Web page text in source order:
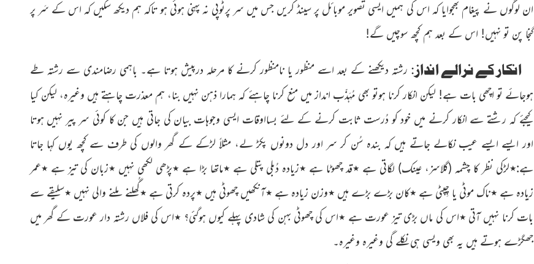
ان لوگوں نے پیغام بھجوایا کہ اس کی ہمیں ایسی تصویر موبائل پر سینڈ کریں جس میں سر پرٹوپی نہ پہنی ہوئی ہو تاکہ ہم دیکھ سکیں کہ اس کے سَر پر
گنجا پن تو نہیں! اس کے بعد ہم کچھ سوچیں گے!
انکار کے نرالے انداز: رشتہ دیکھنے کے بعد اسے منظور یا نامنظورکرنے کا مرحلہ درپیش ہوتا ہے۔ باہمی رضامندی سے رشتہ طے
ہوجائے تو اچھی بات ہے! لیکن انکار کرنا ہوتو بھی مُہَذّب انداز میں منع کرنا چاہئے کہ ہمارا ذہن نہیں بنا، ہم معذرت چاہتے ہیں وغیرہ، لیکن کیا
کیجئے کہ رشتے سے انکار کرنے میں خود کو دُرست ثابت کرنے کے لئے بسااوقات ایسی وجوہات بیان کی جاتی ہیں جن کا کوئی سر پیر نہیں ہوتا
اور ایسے ایسے عیب نکالے جاتے ہیں کہ بندہ سُن کر سر اور دل دونوں پکڑ لے، مثلاً لڑکے کے گھر والوں کی طرف سے کچھ یوں کہا جاتا
ہے:٭لڑکی نظر کا چشمہ (گلاسز، عینک) لگاتی ہے ٭قد چھوٹا ہے ٭زیادہ دُبلی پتلی ہے ٭ماتھا بڑا ہے ٭پڑھی لکھی نہیں ٭زبان کی تیز ہے ٭عمر
زیادہ ہے ٭ناک موٹی یا چِپٹی ہے ٭کانبڑے بڑے ہیں ٭وزن زیادہ ہے ٭آنکھیں چھوٹی ہیں ٭پردہ کرتی ہے ٭گُھلنے ملنے والی نہیں ٭سلیقے سے
بات کرنا نہیں آتی ٭اس کی ماں بڑی تیز عورت ہے ٭اس کی چھوٹی بہن کی شادی پہلے کیوں ہوگئی؟ ٭اس کی فلاں رشتہ دار عورت کے گھر میں
جھگڑے ہوتے ہیں یہ بھی ویسی ہی نکلے گی وغیرہ وغیرہ۔